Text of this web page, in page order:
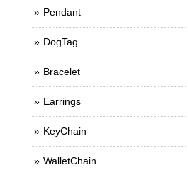
Pendant
DogTag
Bracelet
Earrings
KeyChain
WalletChain